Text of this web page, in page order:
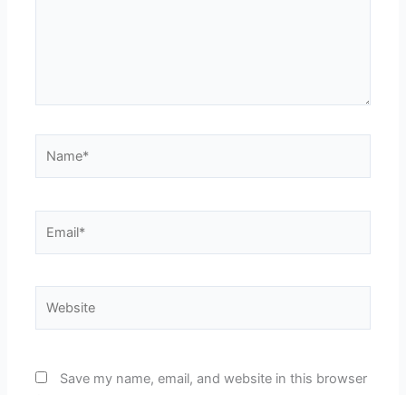
Save my name, email, and website in this browser